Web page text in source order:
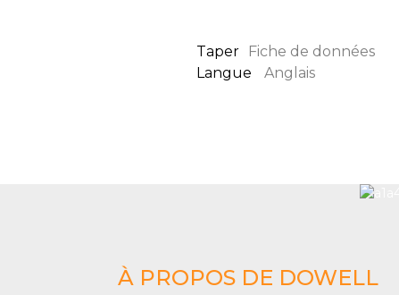
Taper
Fiche de données
Langue
Anglais
À PROPOS DE DOWELL